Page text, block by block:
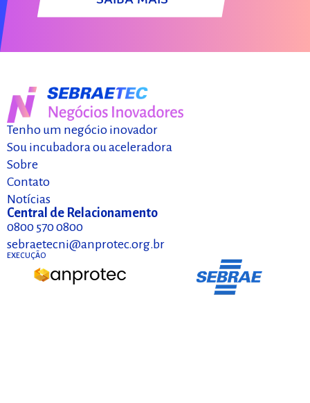
Tenho um negócio inovador
Sou incubadora ou aceleradora
Sobre
Contato
Notícias
Central de Relacionamento
0800 570 0800
sebraetecni@anprotec.org.br
EXECUÇÃO